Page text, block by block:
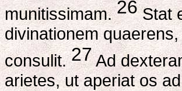
munitissimam.26Stat
divinationem
consulit.27Ad
arietes, ut aperiat os